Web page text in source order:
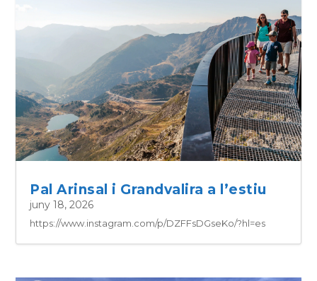
Pal Arinsal i Grandvalira a l’estiu
juny 18, 2026
https://www.instagram.com/p/DZFFsDGseKo/?hl=es